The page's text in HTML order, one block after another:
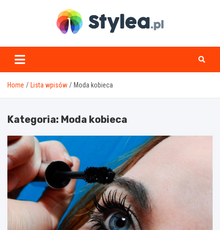
stylea.pl
Home Lista wpisów Moda kobieca
Kategoria: Moda kobieca